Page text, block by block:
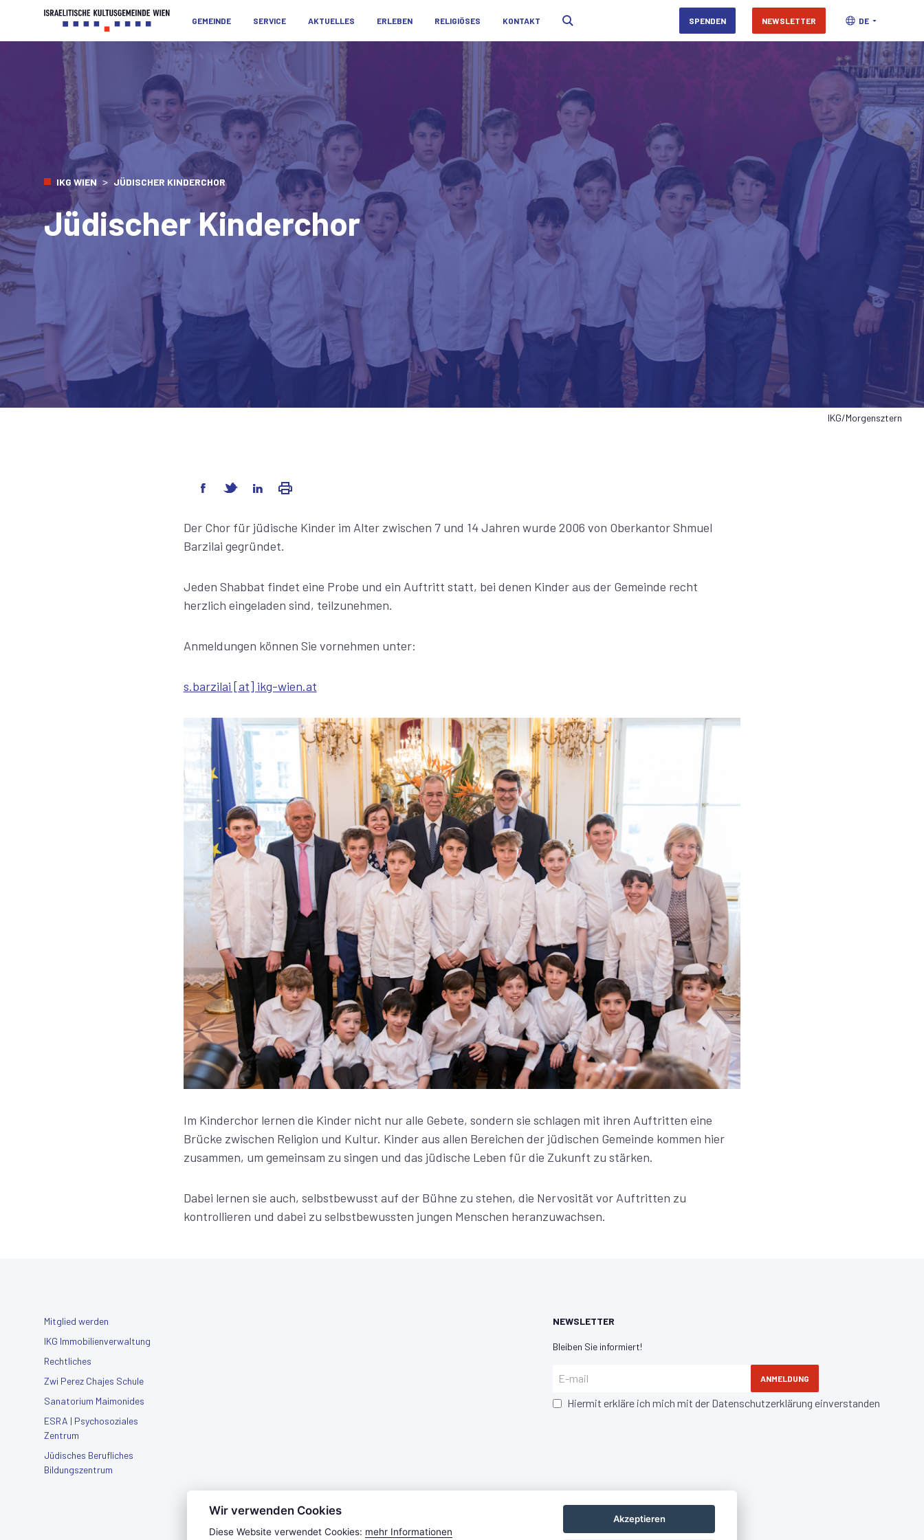
GEMEINDE SERVICE AKTUELLES ERLEBEN RELIGIÖSES KONTAKT SPENDEN NEWSLETTER DE
IKG WIEN > JÜDISCHER KINDERCHOR
Jüdischer Kinderchor
IKG/Morgensztern
Der Chor für jüdische Kinder im Alter zwischen 7 und 14 Jahren wurde 2006 von Oberkantor Shmuel
Barzilai gegründet.
Jeden Shabbat findet eine Probe und ein Auftritt statt, bei denen Kinder aus der Gemeinde recht
herzlich eingeladen sind, teilzunehmen.
Anmeldungen können Sie vornehmen unter:
s.barzilai [at] ikg-wien.at
Im Kinderchor lernen die Kinder nicht nur alle Gebete, sondern sie schlagen mit ihren Auftritten eine
Brücke zwischen Religion und Kultur. Kinder aus allen Bereichen der jüdischen Gemeinde kommen hier
zusammen, um gemeinsam zu singen und das jüdische Leben für die Zukunft zu stärken.
Dabei lernen sie auch, selbstbewusst auf der Bühne zu stehen, die Nervosität vor Auftritten zu
kontrollieren und dabei zu selbstbewussten jungen Menschen heranzuwachsen.
Mitglied werden
IKG Immobilienverwaltung
Rechtliches
Zwi Perez Chajes Schule
Sanatorium Maimonides
ESRA | Psychosoziales
Zentrum
Jüdisches Berufliches
Bildungszentrum
NEWSLETTER
Bleiben Sie informiert!
ANMELDUNG
Hiermit erkläre ich mich mit der Datenschutzerklärung einverstanden
Wir verwenden Cookies
Diese Website verwendet Cookies: mehr Informationen
Akzeptieren